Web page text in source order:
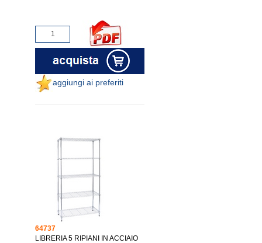
aggiungi ai preferiti
64737
LIBRERIA 5 RIPIANI IN ACCIAIO